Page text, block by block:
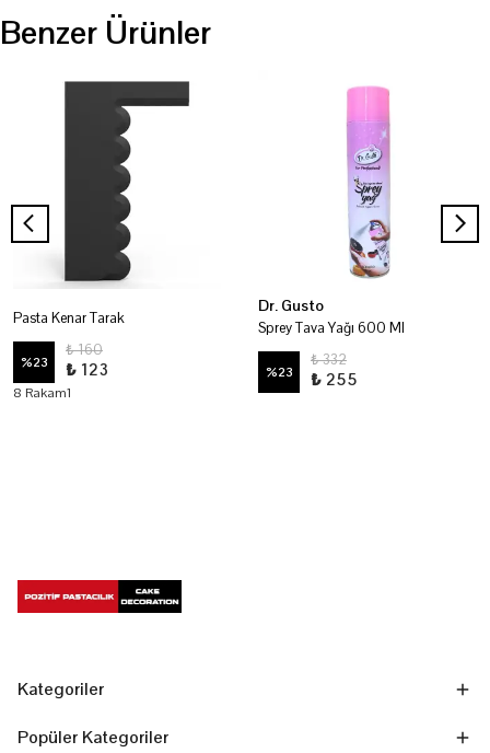
Benzer Ürünler
Pasta Kenar Tarak
%23
₺ 160
₺ 123
8 Rakam1
Dr. Gusto
Sprey Tava Yağı 600 Ml
%23
₺ 332
₺ 255
Kategoriler
Popüler Kategoriler